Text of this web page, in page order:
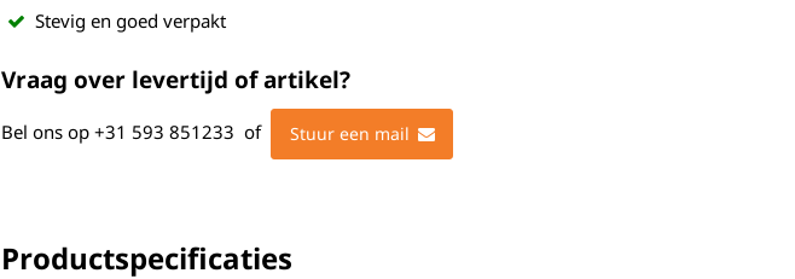
Stevig en goed verpakt
Vraag over levertijd of artikel?
Bel ons op +31 593 851233 of Stuur een mail
Productspecificaties